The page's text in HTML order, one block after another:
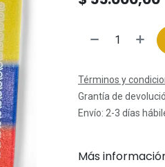
Términos y
Grantía de
Envío: 2-3 días
Más